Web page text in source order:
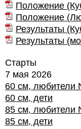
Положение
Положение
Результаты
Результаты
Старты
7 мая 2026
60 см, любители
60 см, дети
85 см, любители
85 см, дети